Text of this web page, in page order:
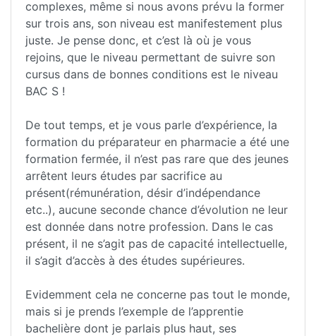
complexes, même si nous avons prévu la former
sur trois ans, son niveau est manifestement plus
juste. Je pense donc, et c’est là où je vous
rejoins, que le niveau permettant de suivre son
cursus dans de bonnes conditions est le niveau
BAC S !
De tout temps, et je vous parle d’expérience, la
formation du préparateur en pharmacie a été une
formation fermée, il n’est pas rare que des jeunes
arrêtent leurs études par sacrifice au
présent(rémunération, désir d’indépendance
etc..), aucune seconde chance d’évolution ne leur
est donnée dans notre profession. Dans le cas
présent, il ne s’agit pas de capacité intellectuelle,
il s’agit d’accès à des études supérieures.
Evidemment cela ne concerne pas tout le monde,
mais si je prends l’exemple de l’apprentie
bachelière dont je parlais plus haut, ses